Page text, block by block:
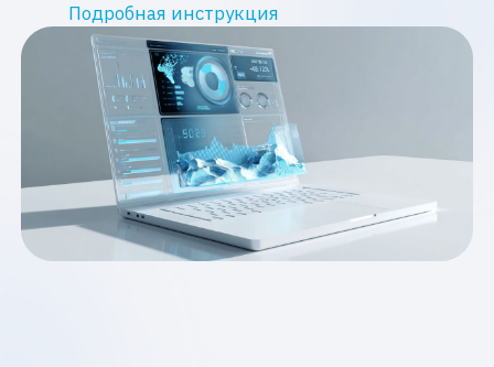
Подробная инструкция